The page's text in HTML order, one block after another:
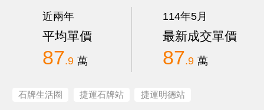
近兩年
平均單價
87.9 萬
114年5月
最新成交單價
87.9 萬
石牌生活圈 捷運石牌站 捷運明德站